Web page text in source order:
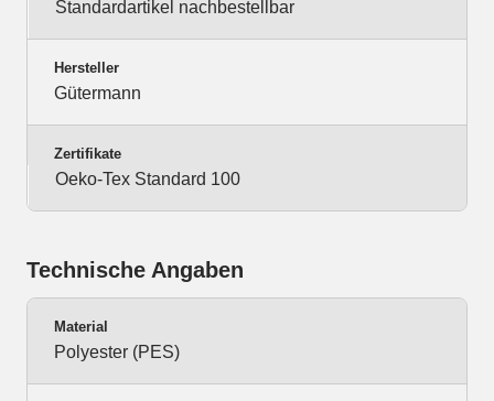
Standardartikel nachbestellbar
Hersteller
Gütermann
Zertifikate
Oeko-Tex Standard 100
Technische Angaben
Material
Polyester (PES)